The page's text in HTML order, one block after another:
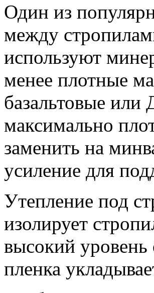
Один из
между
используют
менее плотные
базальтовые
максимально
заменить на
усиление для
Утепление под
изолирует
высокий уровень
пленка